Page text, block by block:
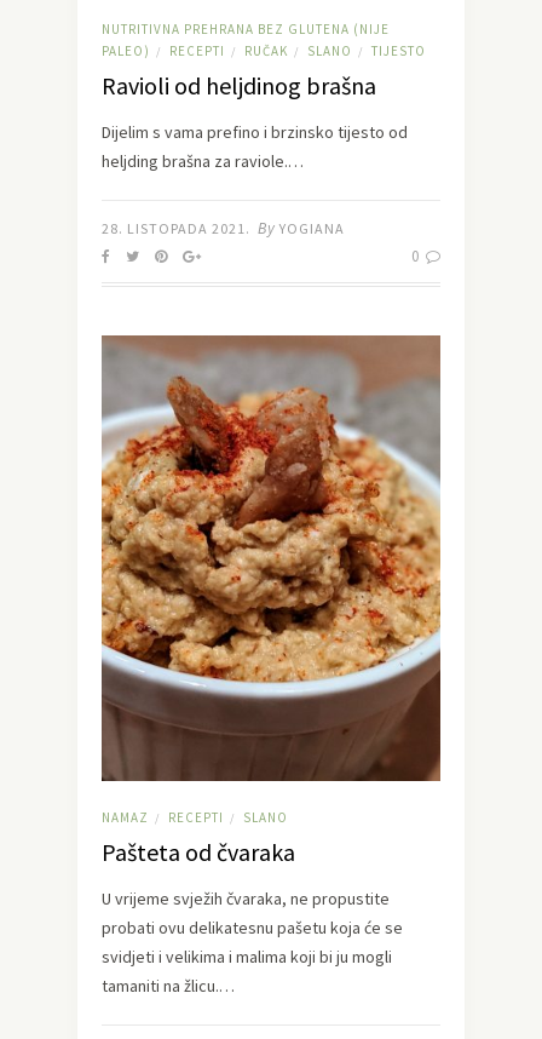
NUTRITIVNA PREHRANA BEZ GLUTENA (NIJE
PALEO)
/ RECEPTI / RUČAK / SLANO / TIJESTO
Ravioli od heljdinog brašna
Dijelim s vama prefino i brzinsko tijesto od
heljding brašna za raviole.…
28. LISTOPADA 2021. By YOGIANA
0
NAMAZ / RECEPTI / SLANO
Pašteta od čvaraka
U vrijeme svježih čvaraka, ne propustite
probati ovu delikatesnu pašetu koja će se
svidjeti i velikima i malima koji bi ju mogli
tamaniti na žlicu.…